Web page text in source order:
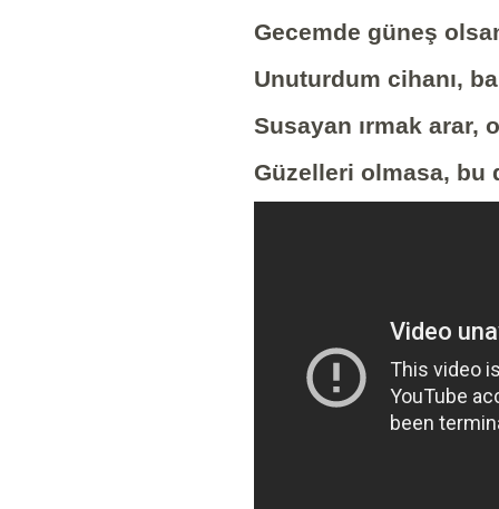
Gecemde güneş
Unuturdum cihanı,
Susayan ırmak arar,
Güzelleri olmasa, bu